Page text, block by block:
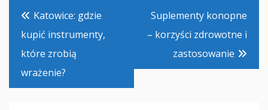
Nawigacja
wpisu
Katowice: gdzie
kupić instrumenty,
które zrobią
wrażenie?
Suplementy konopne
– korzyści zdrowotne i
zastosowanie